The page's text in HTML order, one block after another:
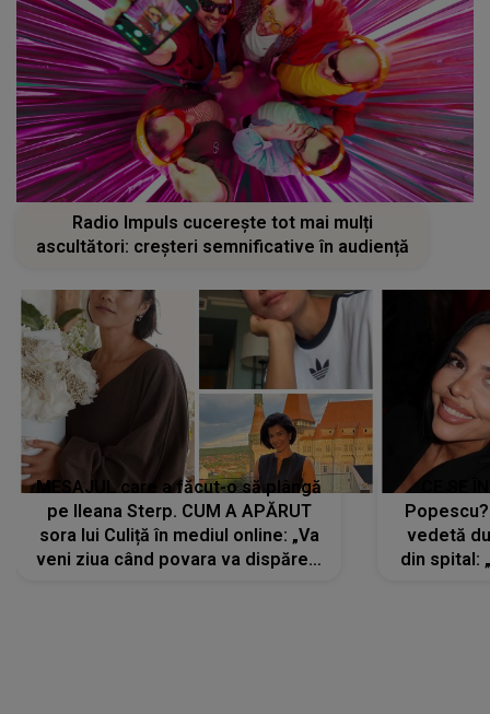
Radio Impuls cucerește tot mai mulți
ascultători: creșteri semnificative în audiență
MESAJUL care a făcut-o să plângă
pe Ileana Sterp. CUM A APĂRUT
sora lui Culiță în mediul online: „Va
veni ziua când povara va dispărea,
vedetă
din spital: